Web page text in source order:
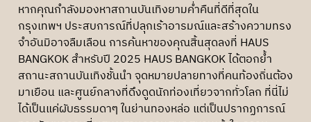
หากคุณกำลังมองหาสถานบันเทิงยามค่ำคืนที่ดีที่สุดใน
กรุงเทพฯ ประสบการณ์ที่ปลุกเร้าอารมณ์และสร้างความทรง
จำอันมิอาจลืมเลือน การค้นหาของคุณสิ้นสุดลงที่ HAUS
BANGKOK สำหรับปี 2025 HAUS BANGKOK ได้ตอกย้ำ
สถานะสถานบันเทิงชั้นนำ จุดหมายปลายทางที่คนท้องถิ่นต้อง
มาเยือน และศูนย์กลางที่ดึงดูดนักท่องเที่ยวจากทั่วโลก ที่นี่ไม่
ได้เป็นแค่ผับธรรมดาๆ ในย่านทองหล่อ แต่เป็นปรากฏการณ์